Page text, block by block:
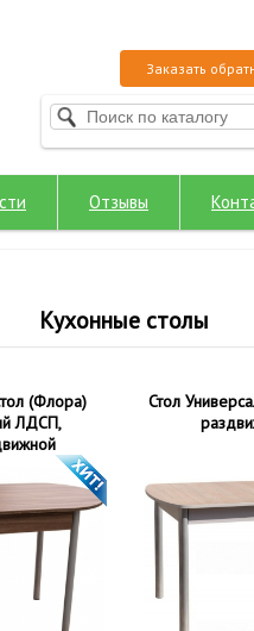
Заказать
Отзывы
Кухонные столы
(Флора)
ЛДСП,
Стол